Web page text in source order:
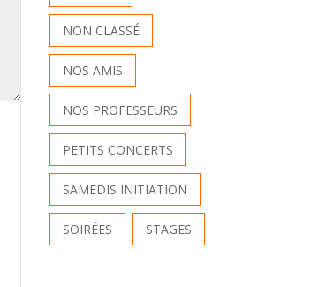
NON CLASSÉ
NOS AMIS
NOS PROFESSEURS
PETITS CONCERTS
SAMEDIS INITIATION
SOIRÉES STAGES